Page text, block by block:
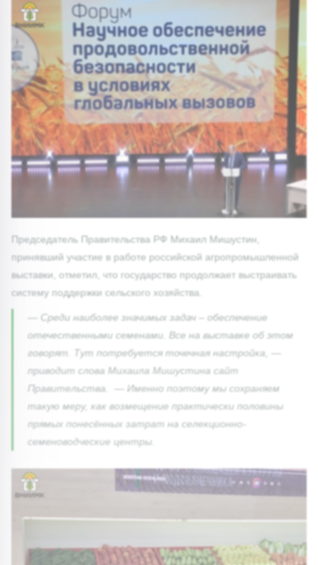
Председатель Правительства РФ Михаил Мишустин,
принявший участие в работе российской агропромышленной
выставки, отметил, что государство продолжает выстраивать
систему поддержки сельского хозяйства.
— Среди наиболее значимых задач – обеспечение
отечественными семенами. Все на выставке об этом
говорят. Тут потребуется точечная настройка, —
приводит слова Михаила Мишустина сайт
Правительства. — Именно поэтому мы сохраняем
такую меру, как возмещение практически половины
прямых понесённых затрат на селекционно-
семеноводческие центры.